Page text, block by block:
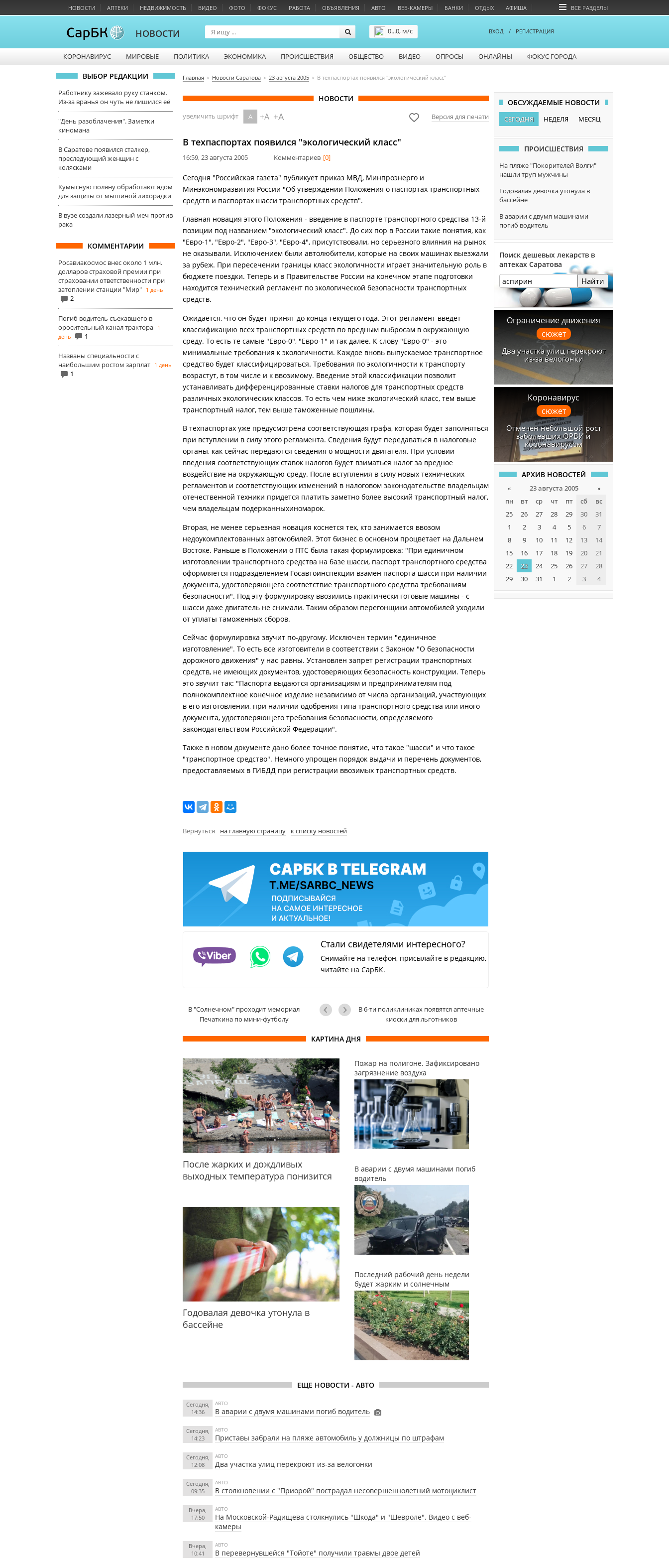
НОВОСТИ АПТЕКИ НЕДВИЖИМОСТЬ ВИДЕО ФОТО ФОКУС РАБОТА ОБЪЯВЛЕНИЯ АВТО ВЕБ-КАМЕРЫ БАНКИ ОТДЫХ АФИША ВСЕ РАЗДЕЛЫ
НОВОСТИ
0...0, м/с
ВХОД / РЕГИСТРАЦИЯ
КОРОНАВИРУС МИРОВЫЕ ПОЛИТИКА ЭКОНОМИКА ПРОИСШЕСТВИЯ ОБЩЕСТВО ВИДЕО ОПРОСЫ ОНЛАЙНЫ ФОКУС ГОРОДА
ВЫБОР РЕДАКЦИИ
Работнику зажевало руку станком.
Из-за вранья он чуть не лишился её
"День разоблачения". Заметки
киномана
В Саратове появился сталкер,
преследующий женщин с
колясками
Кумысную поляну обработают ядом
для защиты от мышиной лихорадки
В вузе создали лазерный меч против
рака
КОММЕНТАРИИ
Росавиакосмос внес около 1 млн.
долларов страховой премии при
страховании ответственности при
затоплении станции "Мир" 1 день
2
Погиб водитель съехавшего в
оросительный канал трактора 1
день
1
Названы специальности с
наибольшим ростом зарплат 1 день
1
Главная Новости Саратова 23 августа 2005 В техпаспортах появился "экологический класс"
НОВОСТИ
увеличить шрифт A +A +A Версия для печати
В техпаспортах появился "экологический класс"
16:59, 23 августа 2005 Комментариев [0]
Сегодня "Российская газета" публикует приказ МВД, Минпроэнерго и
Минэкономразвития России "Об утверждении Положения о паспортах транспортных
средств и паспортах шасси транспортных средств".
Главная новация этого Положения - введение в паспорте транспортного средства 13-й
позиции под названием "экологический класс". До сих пор в России такие понятия, как
"Евро-1", "Евро-2", "Евро-3", "Евро-4", присутствовали, но серьезного влияния на рынок
не оказывали. Исключением были автолюбители, которые на своих машинах выезжали
за рубеж. При пересечении границы класс экологичности играет значительную роль в
бюджете поездки. Теперь и в Правительстве России на конечном этапе подготовки
находится технический регламент по экологической безопасности транспортных
средств.
Ожидается, что он будет принят до конца текущего года. Этот регламент введет
классификацию всех транспортных средств по вредным выбросам в окружающую
среду. То есть те самые "Евро-0", "Евро-1" и так далее. К слову "Евро-0" - это
минимальные требования к экологичности. Каждое вновь выпускаемое транспортное
средство будет классифицироваться. Требования по экологичности к транспорту
возрастут, в том числе и к ввозимому. Введение этой классификации позволит
устанавливать дифференцированные ставки налогов для транспортных средств
различных экологических классов. То есть чем ниже экологический класс, тем выше
транспортный налог, тем выше таможенные пошлины.
В техпаспортах уже предусмотрена соответствующая графа, которая будет заполняться
при вступлении в силу этого регламента. Сведения будут передаваться в налоговые
органы, как сейчас передаются сведения о мощности двигателя. При условии
введения соответствующих ставок налогов будет взиматься налог за вредное
воздействие на окружающую среду. После вступления в силу новых технических
регламентов и соответствующих изменений в налоговом законодательстве владельцам
отечественной техники придется платить заметно более высокий транспортный налог,
чем владельцам подержанныхиномарок.
Вторая, не менее серьезная новация коснется тех, кто занимается ввозом
недоукомплектованных автомобилей. Этот бизнес в основном процветает на Дальнем
Востоке. Раньше в Положении о ПТС была такая формулировка: "При единичном
изготовлении транспортного средства на базе шасси, паспорт транспортного средства
оформляется подразделением Госавтоинспекции взамен паспорта шасси при наличии
документа, удостоверяющего соответствие транспортного средства требованиям
безопасности". Под эту формулировку ввозились практически готовые машины - с
шасси даже двигатель не снимали. Таким образом перегонщики автомобилей уходили
от уплаты таможенных сборов.
Сейчас формулировка звучит по-другому. Исключен термин "единичное
изготовление". То есть все изготовители в соответствии с Законом "О безопасности
дорожного движения" у нас равны. Установлен запрет регистрации транспортных
средств, не имеющих документов, удостоверяющих безопасность конструкции. Теперь
это звучит так: "Паспорта выдаются организациям и предпринимателям под
полнокомплектное конечное изделие независимо от числа организаций, участвующих
в его изготовлении, при наличии одобрения типа транспортного средства или иного
документа, удостоверяющего требования безопасности, определяемого
законодательством Российской Федерации".
Также в новом документе дано более точное понятие, что такое "шасси" и что такое
"транспортное средство". Немного упрощен порядок выдачи и перечень документов,
предоставляемых в ГИБДД при регистрации ввозимых транспортных средств.
Вернуться на главную страницу к списку новостей
Стали свидетелями интересного?
Снимайте на телефон, присылайте в редакцию,
читайте на СарБК.
В "Солнечном" проходит мемориал
Печаткина по мини-футболу
В 6-ти поликлиниках появятся аптечные
киоски для льготников
КАРТИНА ДНЯ
После жарких и дождливых
выходных температура понизится
Годовалая девочка утонула в
бассейне
Пожар на полигоне. Зафиксировано
загрязнение воздуха
В аварии с двумя машинами погиб
водитель
Последний рабочий день недели
будет жарким и солнечным
ЕЩЕ НОВОСТИ - АВТО
Сегодня,
14:36
АВТО
В аварии с двумя машинами погиб водитель
Сегодня,
14:23
АВТО
Приставы забрали на пляже автомобиль у должницы по штрафам
Сегодня,
12:08
АВТО
Два участка улиц перекроют из-за велогонки
Сегодня,
09:35
АВТО
В столкновении с "Приорой" пострадал несовершеннолетний мотоциклист
Вчера,
17:50
АВТО
На Московской-Радищева столкнулись "Шкода" и "Шевроле". Видео с веб-
камеры
Вчера,
10:41
АВТО
В перевернувшейся "Тойоте" получили травмы двое детей
ОБСУЖДАЕМЫЕ НОВОСТИ
СЕГОДНЯ НЕДЕЛЯ МЕСЯЦ
ПРОИСШЕСТВИЯ
На пляже "Покорителей Волги"
нашли труп мужчины
Годовалая девочка утонула в
бассейне
В аварии с двумя машинами
погиб водитель
Поиск дешевых лекарств в
аптеках Саратова
Найти
Ограничение движения
сюжет
Два участка улиц перекроют
из-за велогонки
Коронавирус
сюжет
Отмечен небольшой рост
заболевших ОРВИ и
коронавирусом
АРХИВ НОВОСТЕЙ
« 23 августа 2005
»
пн
вт ср чт пт сб
вс
25
26 27 28 29 30
31
1
2 3 4 5 6
7
8
9 10 11 12 13
14
15
16 17 18 19 20
21
22
23 24 25 26 27
28
29
30 31 1 2 3 4